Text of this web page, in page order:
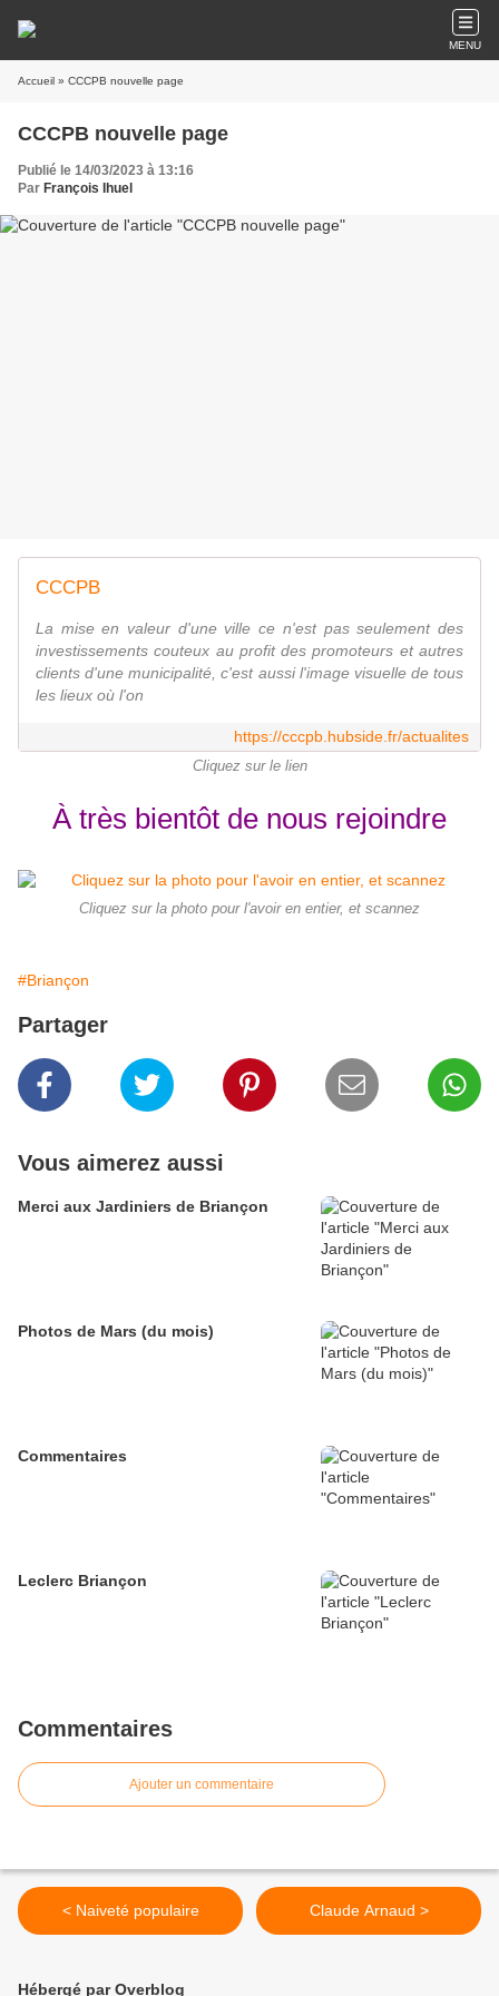
MENU
Accueil » CCCPB nouvelle page
CCCPB nouvelle page
Publié le 14/03/2023 à 13:16
Par François Ihuel
CCCPB
La mise en valeur d'une ville ce n'est pas seulement des
investissements couteux au profit des promoteurs et autres
clients d'une municipalité, c'est aussi l'image visuelle de tous
les lieux où l'on
https://cccpb.hubside.fr/actualites
Cliquez sur le lien
À très bientôt de nous rejoindre
Cliquez sur la photo pour l'avoir en entier, et scannez
#Briançon
Partager
Vous aimerez aussi
Merci aux Jardiniers de Briançon
Photos de Mars (du mois)
Commentaires
Leclerc Briançon
Commentaires
Ajouter un commentaire
< Naiveté populaire Claude Arnaud >
Hébergé par Overblog